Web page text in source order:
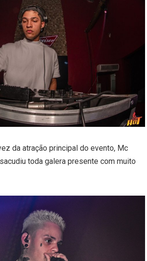
da atração principal do evento, Mc
toda galera presente com muito